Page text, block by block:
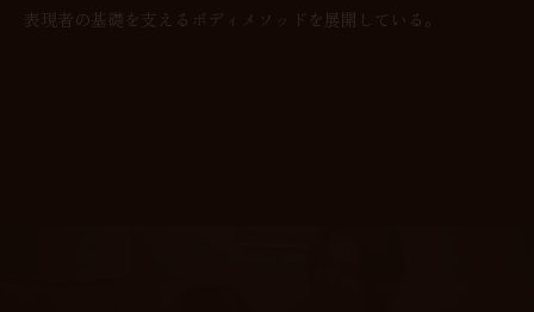
表現者の基礎を支えるボディメソッドを展開している。